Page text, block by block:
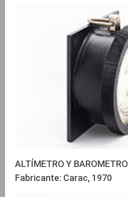
ALTÍMETRO Y BAROMETRO
Fabricante: Carac, 1970